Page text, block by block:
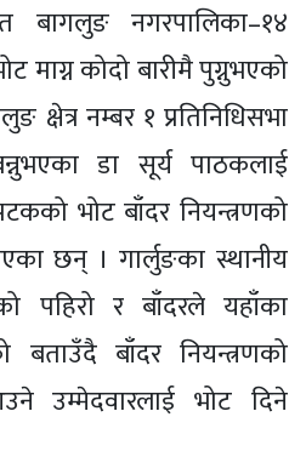
बागलुङ नगरपालिका–१४
माग्न कोदो बारीमै पुग्नुभएको
क्षेत्र नम्बर १ प्रतिनिधिसभा
डा सूर्य पाठकलाई
भोट बाँदर नियन्त्रणको
छन् । गार्लुङका स्थानीय
पहिरो र बाँदरले यहाँका
बाँदर नियन्त्रणको
उम्मेदवारलाई भोट दिने